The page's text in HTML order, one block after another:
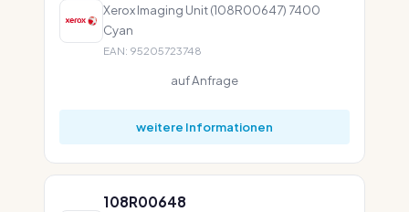
Xerox Imaging Unit (108R00647) 7400
Cyan
EAN: 95205723748
auf Anfrage
weitere Informationen
108R00648